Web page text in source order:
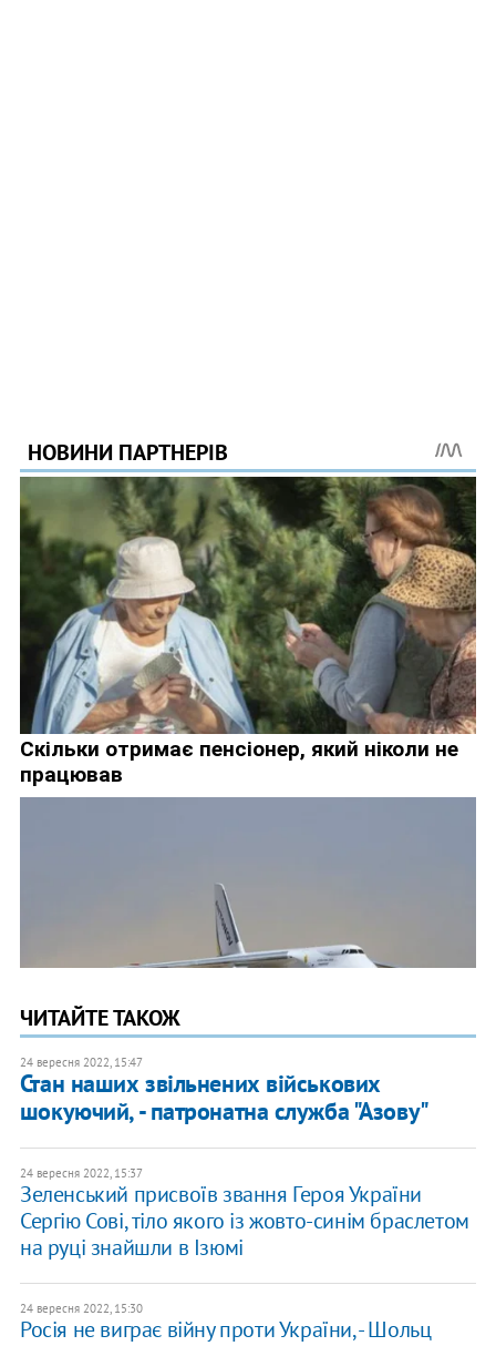
ЧИТАЙТЕ ТАКОЖ
24 вересня 2022, 15:47
Стан наших звільнених військових
шокуючий, - патронатна служба "Азову"
24 вересня 2022, 15:37
​Зеленський присвоїв звання Героя України
Сергію Сові, тіло якого із жовто-синім браслетом
на руці знайшли в Ізюмі
24 вересня 2022, 15:30
Росія не виграє війну проти України, - Шольц